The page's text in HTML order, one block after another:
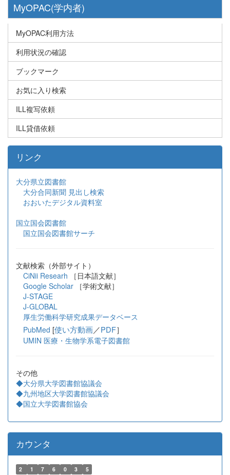
MyOPAC(学内者)
MyOPAC利用方法
利用状況の確認
ブックマーク
お気に入り検索
ILL複写依頼
ILL貸借依頼
リンク
大分県立図書館
大分合同新聞 見出し検索
おおいたデジタル資料室
国立国会図書館
国立国会図書館サーチ
文献検索（外部サイト）
CiNii Researh ［日本語文献］
Google Scholar
［学術文献］
J-STAGE
J-GLOBAL
厚生労働科学研究成果データベース
PubMed [使い方動画／PDF］
UMIN 医療・生物学系電子図書館
その他
◆大分県大学図書館協議会
◆九州地区大学図書館協議会
◆国立大学図書館協会
カウンタ
2 1 7 6 0 3 5